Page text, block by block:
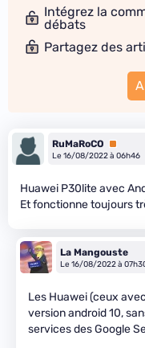
Intégrez la
débats
Partagez des
RuMaRoCO
Premium
Le 16/08/2022 à 06h46
Huawei P30lite avec
Et fonctionne toujours
La Mangouste
Le 16/08/2022 à
Les Huawei (ceux
version android 10,
services des Google